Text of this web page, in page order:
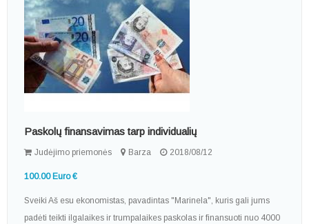
Paskolų finansavimas tarp individualių
Judėjimo priemonės Barza 2018/08/12
100.00 Euro €
Sveiki Aš esu ekonomistas, pavadintas "Marinela", kuris gali jums
padėti teikti ilgalaikes ir trumpalaikes paskolas ir finansuoti nuo 4000